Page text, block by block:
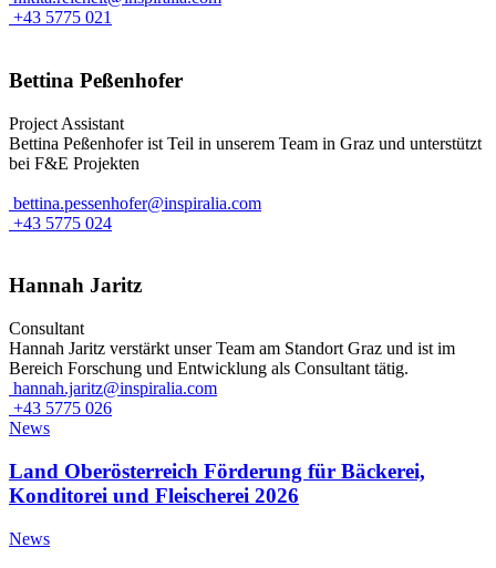
+43 5775 021
Bettina Peßenhofer
Project Assistant
Bettina Peßenhofer ist Teil in unserem Team in Graz und unterstützt
bei F&E Projekten
bettina.pessenhofer@inspiralia.com
+43 5775 024
Hannah Jaritz
Consultant
Hannah Jaritz verstärkt unser Team am Standort Graz und ist im
Bereich Forschung und Entwicklung als Consultant tätig.
hannah.jaritz@inspiralia.com
+43 5775 026
News
Land Oberösterreich Förderung für Bäckerei,
Konditorei und Fleischerei 2026
News